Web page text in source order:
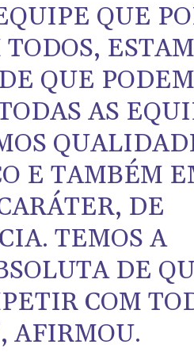
QUE
QUE
AS
E TAMBÉM
DE
TEMOS A
DE
COM
AFIRMOU.